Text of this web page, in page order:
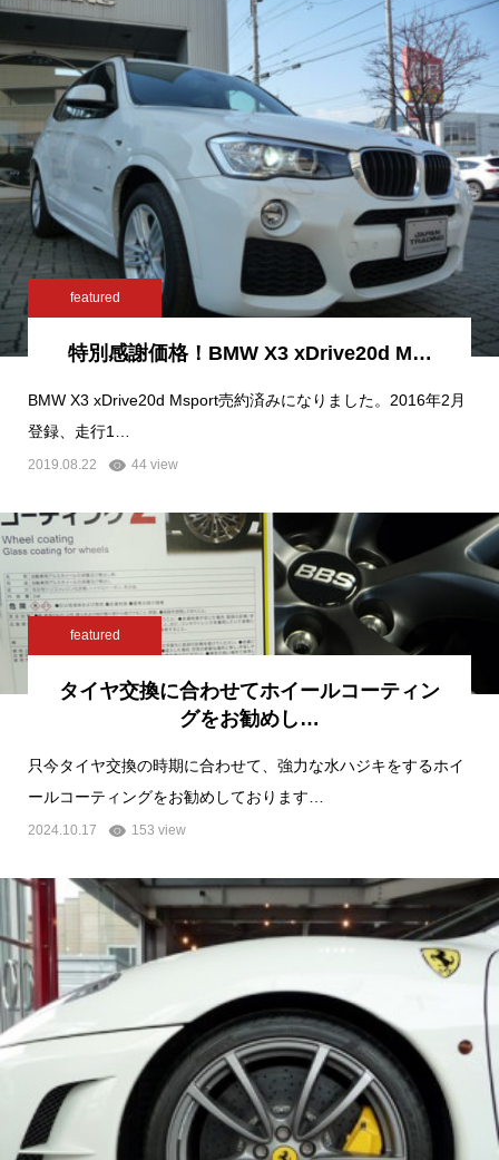
featured
特別感謝価格！BMW X3 xDrive20d M…
BMW X3 xDrive20d Msport売約済みになりました。2016年2月
登録、走行1…
2019.08.22 44 view
featured
タイヤ交換に合わせてホイールコーティン
グをお勧めし…
只今タイヤ交換の時期に合わせて、強力な水ハジキをするホイ
ールコーティングをお勧めしております…
2024.10.17 153 view